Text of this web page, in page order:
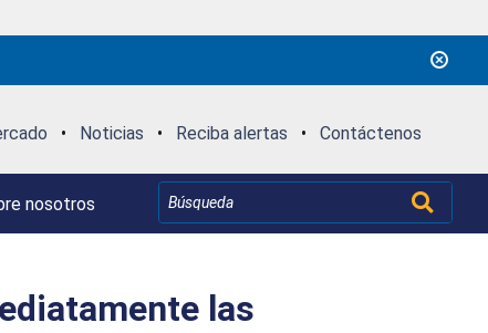
• Noticias • Reciba alertas • Contáctenos
nosotros
las